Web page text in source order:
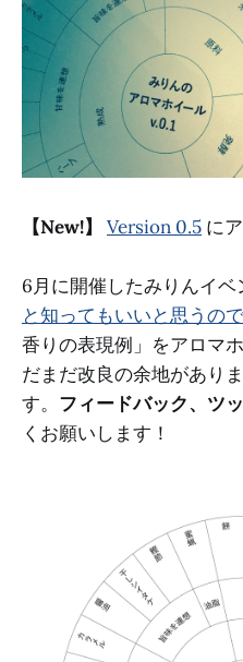
【New!】 Version 0.5 に
6月に開催したみりんイベ
と知ってもいいと思うの
香りの表現例」をアロマ
だまだ改良の余地があり
す。 フィードバック、ツ
くお願いします！